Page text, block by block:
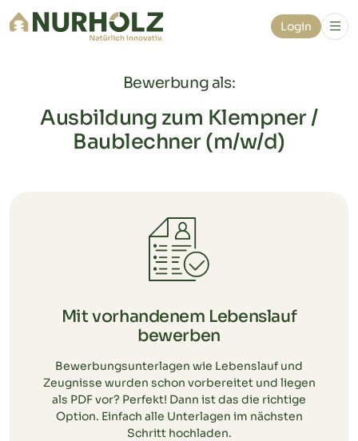
Login
Bewerbung als:
Ausbildung zum Klempner /
Baublechner (m/w/d)
Mit vorhandenem Lebenslauf
bewerben
Bewerbungsunterlagen wie Lebenslauf und
Zeugnisse wurden schon vorbereitet und liegen
als PDF vor? Perfekt! Dann ist das die richtige
Option. Einfach alle Unterlagen im nächsten
Schritt hochladen.